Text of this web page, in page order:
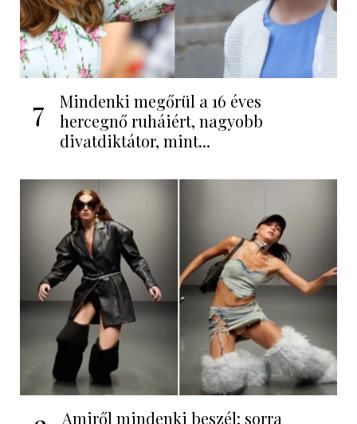
7
Mindenki megőrül a 16 éves
hercegnő ruháiért, nagyobb
divatdiktátor, mint...
Amiről mindenki beszél: sorra